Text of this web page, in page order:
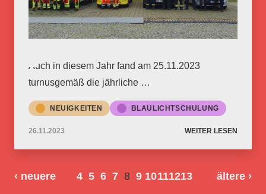
Auch in diesem Jahr fand am 25.11.2023
turnusgemäß die jährliche …
NEUIGKEITEN BLAULICHTSCHULUNG
26.11.2023 WEITER LESEN
‹ neuere 4 5 6 7 8 9 10111213 ältere ›